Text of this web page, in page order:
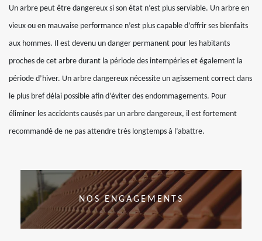
Un arbre peut être dangereux si son état n’est plus serviable. Un arbre en
vieux ou en mauvaise performance n’est plus capable d’offrir ses bienfaits
aux hommes. Il est devenu un danger permanent pour les habitants
proches de cet arbre durant la période des intempéries et également la
période d’hiver. Un arbre dangereux nécessite un agissement correct dans
le plus bref délai possible afin d’éviter des endommagements. Pour
éliminer les accidents causés par un arbre dangereux, il est fortement
recommandé de ne pas attendre très longtemps à l’abattre.
NOS ENGAGEMENTS